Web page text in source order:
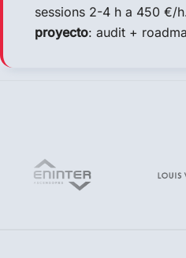
sessions 2-4 h a 450 €/
proyecto: audit +